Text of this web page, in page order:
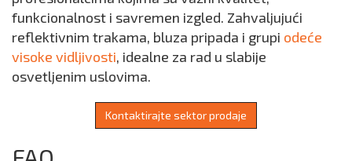
funkcionalnost i savremen izgled. Zahvaljujući
reflektivnim trakama, bluza pripada i grupi odeće
visoke vidljivosti, idealne za rad u slabije
osvetljenim uslovima.
Kontaktirajte sektor prodaje